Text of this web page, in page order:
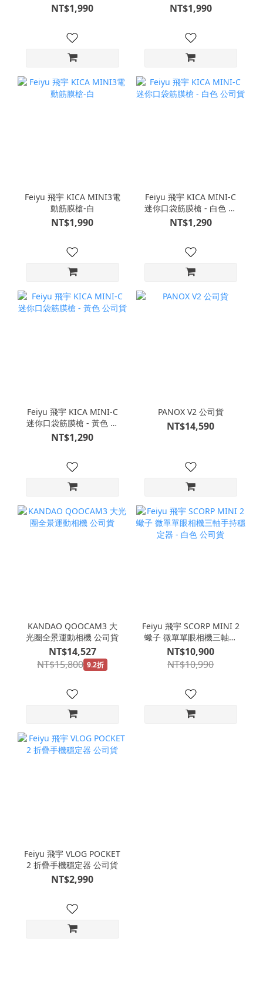
NT$1,990 NT$1,990
Feiyu 飛宇 KICA MINI3電
動筋膜槍-白
NT$1,990
Feiyu 飛宇 KICA MINI-C
迷你口袋筋膜槍 - 白色 公
司貨
NT$1,290
Feiyu 飛宇 KICA MINI-C
迷你口袋筋膜槍 - 黃色 公
司貨
NT$1,290
PANOX V2 公司貨
NT$14,590
KANDAO QOOCAM3 大
光圈全景運動相機 公司貨
NT$14,527
NT$15,800 9.2折
Feiyu 飛宇 SCORP MINI 2
蠍子 微單單眼相機三軸手
持穩定器 - 白色 公司貨
NT$10,900
NT$10,990
Feiyu 飛宇 VLOG POCKET
2 折疊手機穩定器 公司貨
NT$2,990